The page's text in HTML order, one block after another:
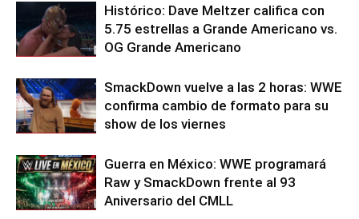
Histórico: Dave Meltzer califica con
5.75 estrellas a Grande Americano vs.
OG Grande Americano
SmackDown vuelve a las 2 horas: WWE
confirma cambio de formato para su
show de los viernes
Guerra en México: WWE programará
Raw y SmackDown frente al 93
Aniversario del CMLL